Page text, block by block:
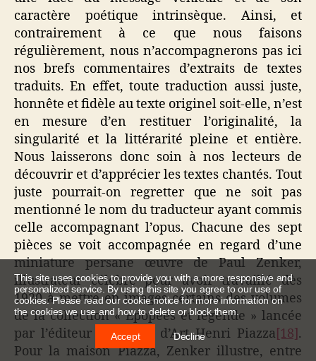
caractère poétique intrinsèque. Ainsi, et
contrairement à ce que nous faisons
régulièrement, nous n’accompagnerons pas ici
nos brefs commentaires d’extraits de textes
traduits. En effet, toute traduction aussi juste,
honnête et fidèle au texte originel soit-elle, n’est
en mesure d’en restituer l’originalité, la
singularité et la littérarité pleine et entière.
Nous laisserons donc soin à nos lecteurs de
découvrir et d’apprécier les textes chantés. Tout
juste pourrait-on regretter que ne soit pas
mentionné le nom du traducteur ayant commis
celle accompagnant l’opus. Chacune des sept
pièces se voit accompagnée en regard d’une
miniature persane œuvre de Paul Zenker,
illustrateur célèbre pour avoir travaillé dès
1920 à mettre en images certains des volumes
de la collection « Epopées et légende » lancée
par l’éditeur de livres d’Art Henri Piazza [18].
Pour la maison Piazza, Zenker illustre, entre
This site uses cookies to provide you with a more responsive and
personalized service. By using this site you agree to our use of
cookies. Please read our cookie notice for more information on
the cookies we use and how to delete or block them.
Accept Decline